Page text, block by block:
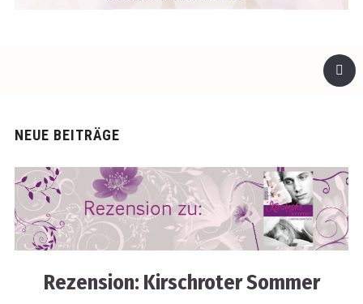
NEUE BEITRÄGE
Rezension: Kirschroter Sommer